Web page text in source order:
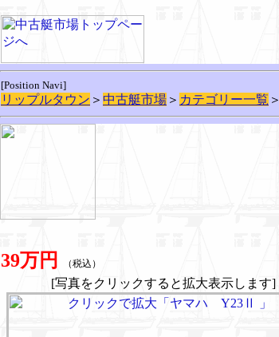
[Position Navi]
リップルタウン ＞ 中古艇市場 ＞ カテゴリー一覧 ＞
39万円
（税込）
[写真をクリックすると拡大表示します]